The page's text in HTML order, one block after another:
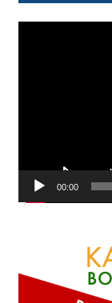
00:00